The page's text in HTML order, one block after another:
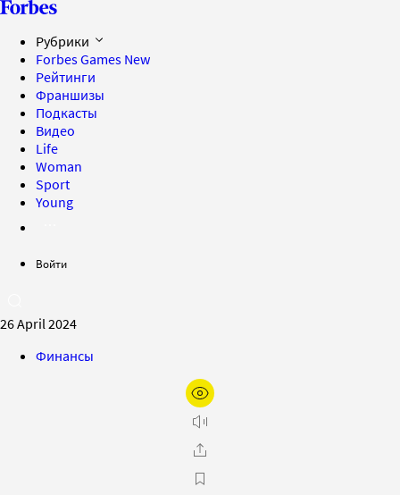
Рубрики
Forbes Games New
Рейтинги
Франшизы
Подкасты
Видео
Life
Woman
Sport
Young
Войти
26 April 2024
Финансы